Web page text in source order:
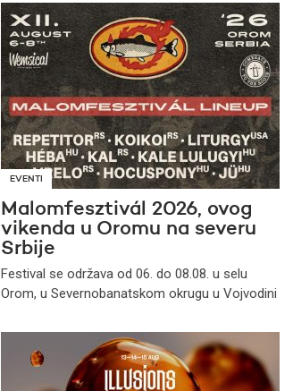
EVENTI
Malomfesztivál 2026, ovog
vikenda u Oromu na severu
Srbije
Festival se održava od 06. do 08.08. u selu
Orom, u Severnobanatskom okrugu u Vojvodini